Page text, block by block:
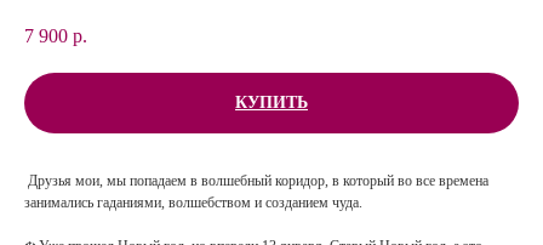
7 900 р.
КУПИТЬ
Друзья мои, мы попадаем в волшебный коридор, в который во все времена
занимались гаданиями, волшебством и созданием чуда.